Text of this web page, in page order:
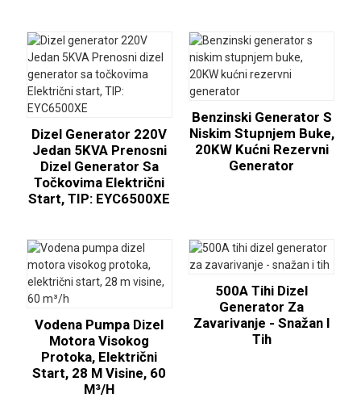
Dizel Generator 220V
Jedan 5KVA Prenosni
Dizel Generator Sa
Točkovima Električni
Start, TIP: EYC6500XE
Benzinski Generator S
Niskim Stupnjem Buke,
20KW Kućni Rezervni
Generator
Vodena Pumpa Dizel
Motora Visokog
Protoka, Električni
Start, 28 M Visine, 60
M³/h
500A Tihi Dizel
Generator Za
Zavarivanje - Snažan I
Tih